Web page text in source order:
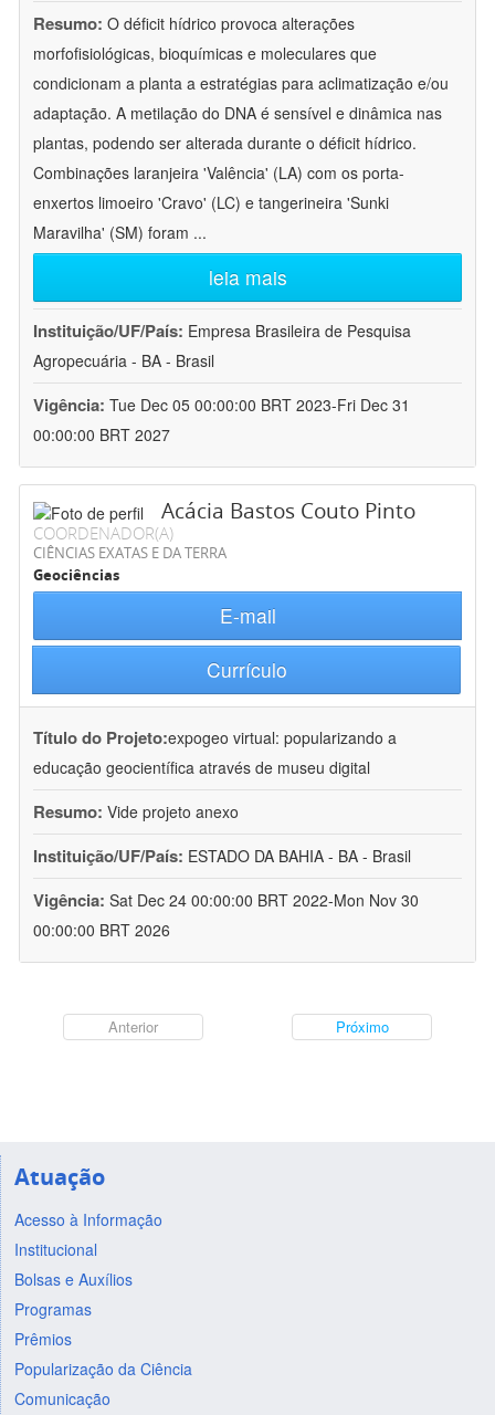
Resumo: O déficit hídrico provoca alterações
morfofisiológicas, bioquímicas e moleculares que
condicionam a planta a estratégias para aclimatização e/ou
adaptação. A metilação do DNA é sensível e dinâmica nas
plantas, podendo ser alterada durante o déficit hídrico.
Combinações laranjeira 'Valência' (LA) com os porta-
enxertos limoeiro 'Cravo' (LC) e tangerineira 'Sunki
Maravilha' (SM) foram ...
leia mais
Instituição/UF/País: Empresa Brasileira de Pesquisa
Agropecuária - BA - Brasil
Vigência: Tue Dec 05 00:00:00 BRT 2023-Fri Dec 31
00:00:00 BRT 2027
Acácia Bastos Couto Pinto
COORDENADOR(A)
CIÊNCIAS EXATAS E DA TERRA
Geociências
E-mail
Currículo
Título do Projeto:expogeo virtual: popularizando a
educação geocientífica através de museu digital
Resumo: Vide projeto anexo
Instituição/UF/País: ESTADO DA BAHIA - BA - Brasil
Vigência: Sat Dec 24 00:00:00 BRT 2022-Mon Nov 30
00:00:00 BRT 2026
Anterior Próximo
Atuação
Acesso à Informação
Institucional
Bolsas e Auxílios
Programas
Prêmios
Popularização da Ciência
Comunicação